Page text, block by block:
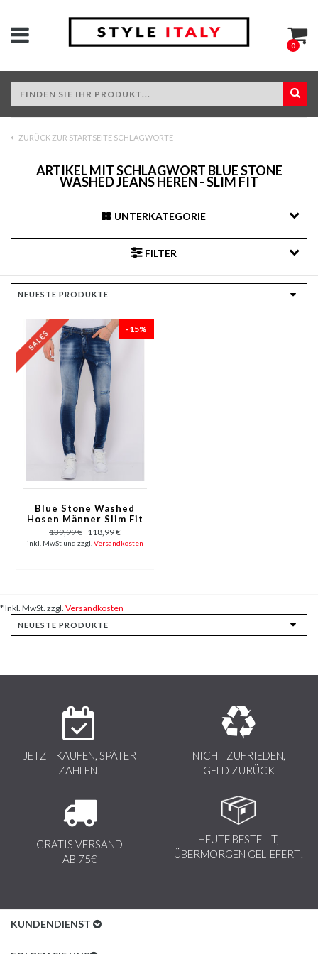
0
ZURÜCK ZUR STARTSEITE SCHLAGWORTE
ARTIKEL MIT SCHLAGWORT BLUE STONE
WASHED JEANS HEREN - SLIM FIT
UNTERKATEGORIE
FILTER
-15%
Blue Stone Washed
Hosen Männer Slim Fit
-1076
139,99 € 118,99 €
inkl. MwSt und zzgl. Versandkosten
* Inkl. MwSt. zzgl. Versandkosten
JETZT KAUFEN, SPÄTER
ZAHLEN!
NICHT ZUFRIEDEN,
GELD ZURÜCK
GRATIS VERSAND
AB 75€
HEUTE BESTELLT,
ÜBERMORGEN GELIEFERT!
KUNDENDIENST
Kundenservice